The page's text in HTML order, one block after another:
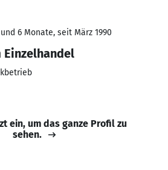
6 Monate, seit März 1990
Einzelhandel
ein, um das ganze Profil zu
sehen.